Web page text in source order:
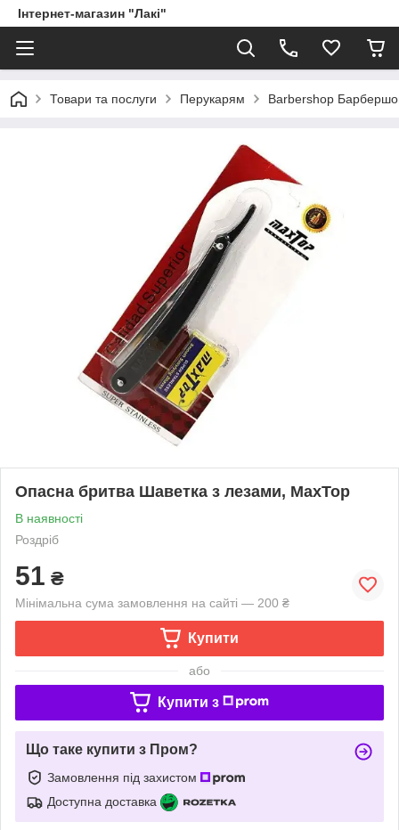
Інтернет-магазин "Лакі"
Товари та послуги Перукарям Barbershop
Опасна бритва Шаветка з лезами, MaxTop
В наявності
Роздріб
51 ₴
Мінімальна сума замовлення на сайті — 200 ₴
Купити
або
Купити з
Що таке купити з Пром?
Замовлення під захистом
Доступна доставка